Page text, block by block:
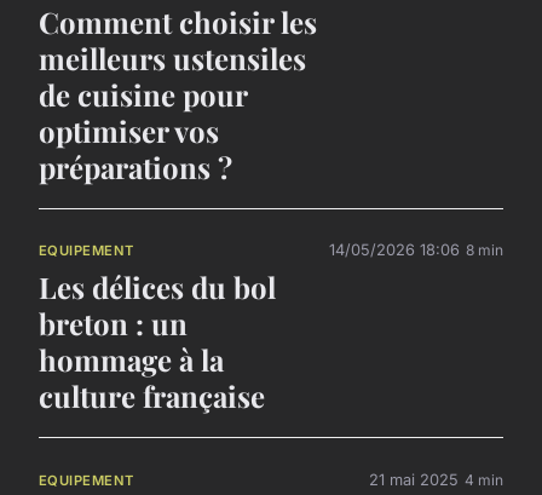
Comment choisir les
meilleurs ustensiles
de cuisine pour
optimiser vos
préparations ?
EQUIPEMENT
Les délices du bol
breton : un
hommage à la
culture française
14/05/2026 18:06 8 min
EQUIPEMENT 21 mai 2025 4 min